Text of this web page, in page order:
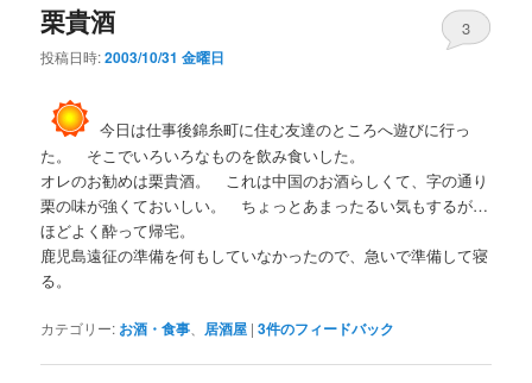
栗貴酒
投稿日時:2003/10/31 金曜日
3
今日は仕事後錦糸町に住む友達のところへ遊びに行っ
た。 そこでいろいろなものを飲み食いした。
オレのお勧めは栗貴酒。 これは中国のお酒らしくて、字の通り
栗の味が強くておいしい。 ちょっとあまったるい気もするが…
ほどよく酔って帰宅。
鹿児島遠征の準備を何もしていなかったので、急いで準備して寝
る。
カテゴリー: お酒・食事 居酒屋 |3件のフィードバック